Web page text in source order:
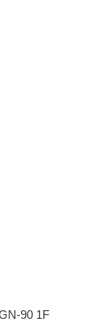
90 1F